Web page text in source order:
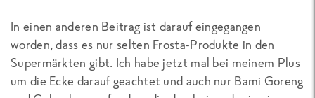
In einen anderen Beitrag ist darauf eingegangen
worden, dass es nur selten Frosta-Produkte in den
Supermärkten gibt. Ich habe jetzt mal bei meinem Plus
um die Ecke darauf geachtet und auch nur Bami Goreng